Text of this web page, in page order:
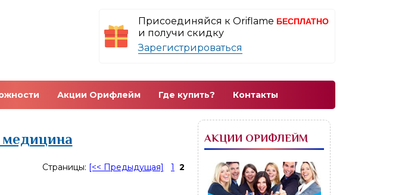
Присоединяйся к Oriflame БЕСПЛАТНО
и получи скидку
Зарегистрироваться
Акции Орифлейм Где купить? Контакты
медицина
Страницы: [<< Предыдущая] 1 2
АКЦИИ ОРИФЛЕЙМ